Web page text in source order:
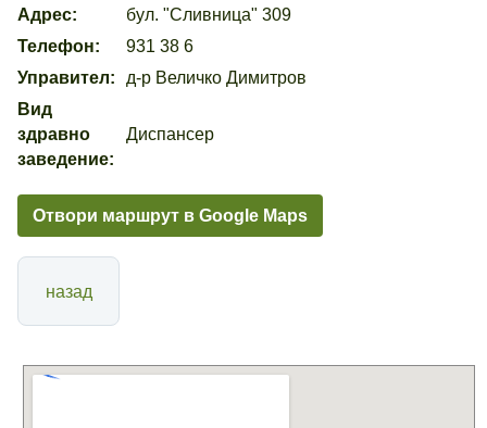
Адрес:
бул. "Сливница" 309
Телефон:
931 38 6
Управител:
д-р Величко Димитров
Вид
здравно
заведение:
Диспансер
Отвори маршрут в Google Maps
назад